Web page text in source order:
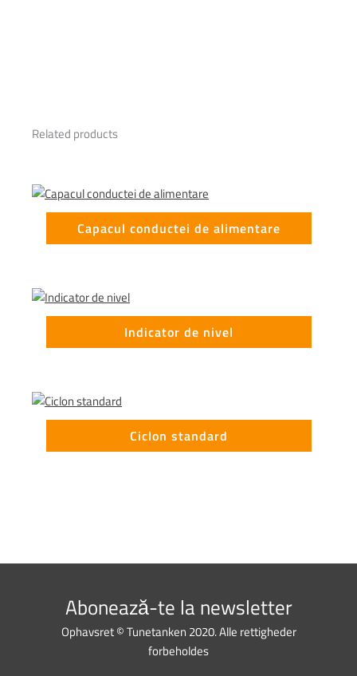
Related products
Capacul conductei de alimentare
Indicator de nivel
Ciclon standard
Abonează-te la newsletter
Ophavsret © Tunetanken 2020. Alle rettigheder
forbeholdes